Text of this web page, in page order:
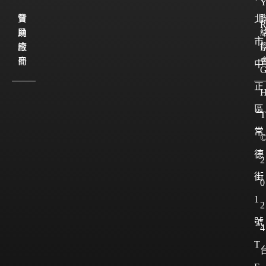
會
員
註
冊
贊
助
廠
商
北
市
中
正
區
常
德
街
1
號
T
R
I
T
2
0
2
4